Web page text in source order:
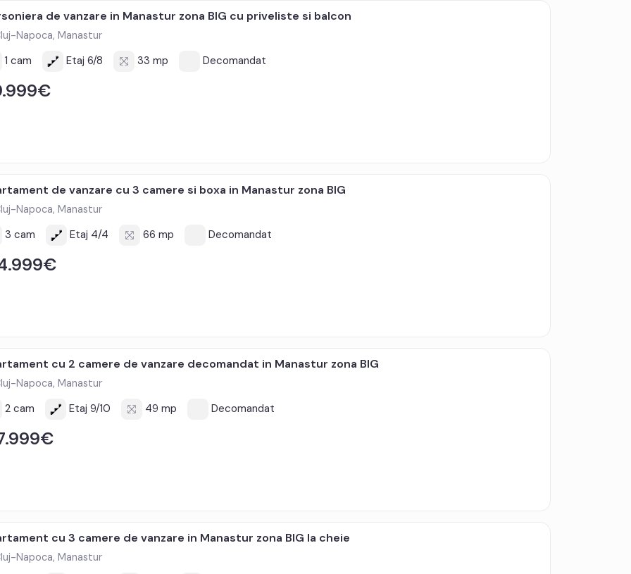
de vanzare in Manastur zona BIG cu priveliste si balcon
Napoca, Manastur
1 cam Etaj 6/8 33 mp Decomandat
de vanzare cu 3 camere si boxa in Manastur zona BIG
Napoca, Manastur
3 cam Etaj 4/4 66 mp Decomandat
cu 2 camere de vanzare decomandat in Manastur zona BIG
Napoca, Manastur
2 cam Etaj 9/10 49 mp Decomandat
cu 3 camere de vanzare in Manastur zona BIG la cheie
Napoca, Manastur